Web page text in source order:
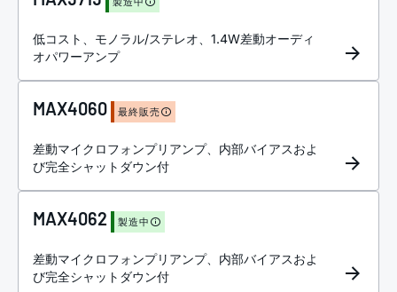
低コスト、モノラル/ステレオ、1.4W差動オーディ
オパワーアンプ
MAX4060 最終販売
差動マイクロフォンプリアンプ、内部バイアスおよ
び完全シャットダウン付
MAX4062 製造中
差動マイクロフォンプリアンプ、内部バイアスおよ
び完全シャットダウン付